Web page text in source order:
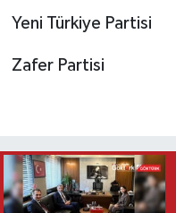
Yeni Türkiye Partisi
Zafer Partisi